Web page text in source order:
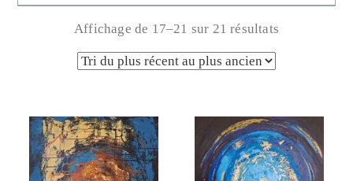
Affichage de 17–21 sur 21 résultats